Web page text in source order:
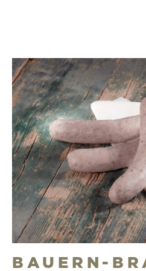
BAUERN-